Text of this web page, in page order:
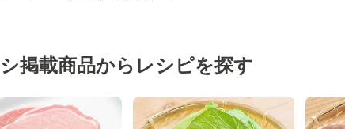
掲載商品からレシピを探す